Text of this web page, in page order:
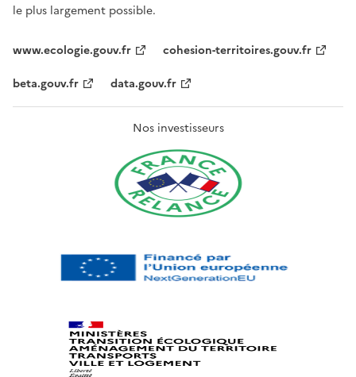
le plus largement possible.
www.ecologie.gouv.fr
cohesion-territoires.gouv.fr
beta.gouv.fr
data.gouv.fr
Nos investisseurs